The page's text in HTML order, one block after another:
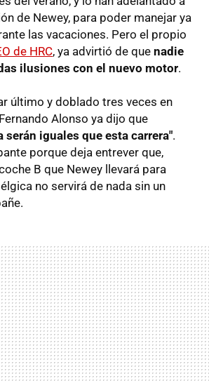
de Newey, para poder manejar ya
las vacaciones. Pero el propio
de HRC, ya advirtió de que nadie
ilusiones con el nuevo motor.
último y doblado tres veces en
Alonso ya dijo que
serán iguales que esta carrera".
porque deja entrever que,
B que Newey llevará para
no servirá de nada sin un